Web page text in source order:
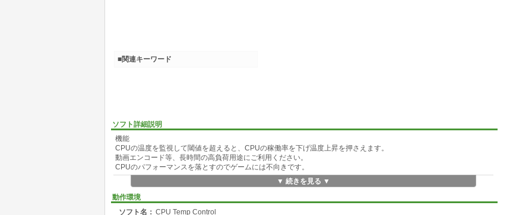
ソフト詳細説明
機能
CPUの温度を監視して閾値を超えると、CPUの稼働率を下げ温度上昇を押さえます。
動画エンコード等、長時間の高負荷用途にご利用ください。
CPUのパフォーマンスを落とすのでゲームには不向きです。
トレイアイコンに現在の温度と状態インジケータを表示します。
▼ 続きを見る ▼
動作環境
ソフト名： CPU Temp Control
■関連キーワード